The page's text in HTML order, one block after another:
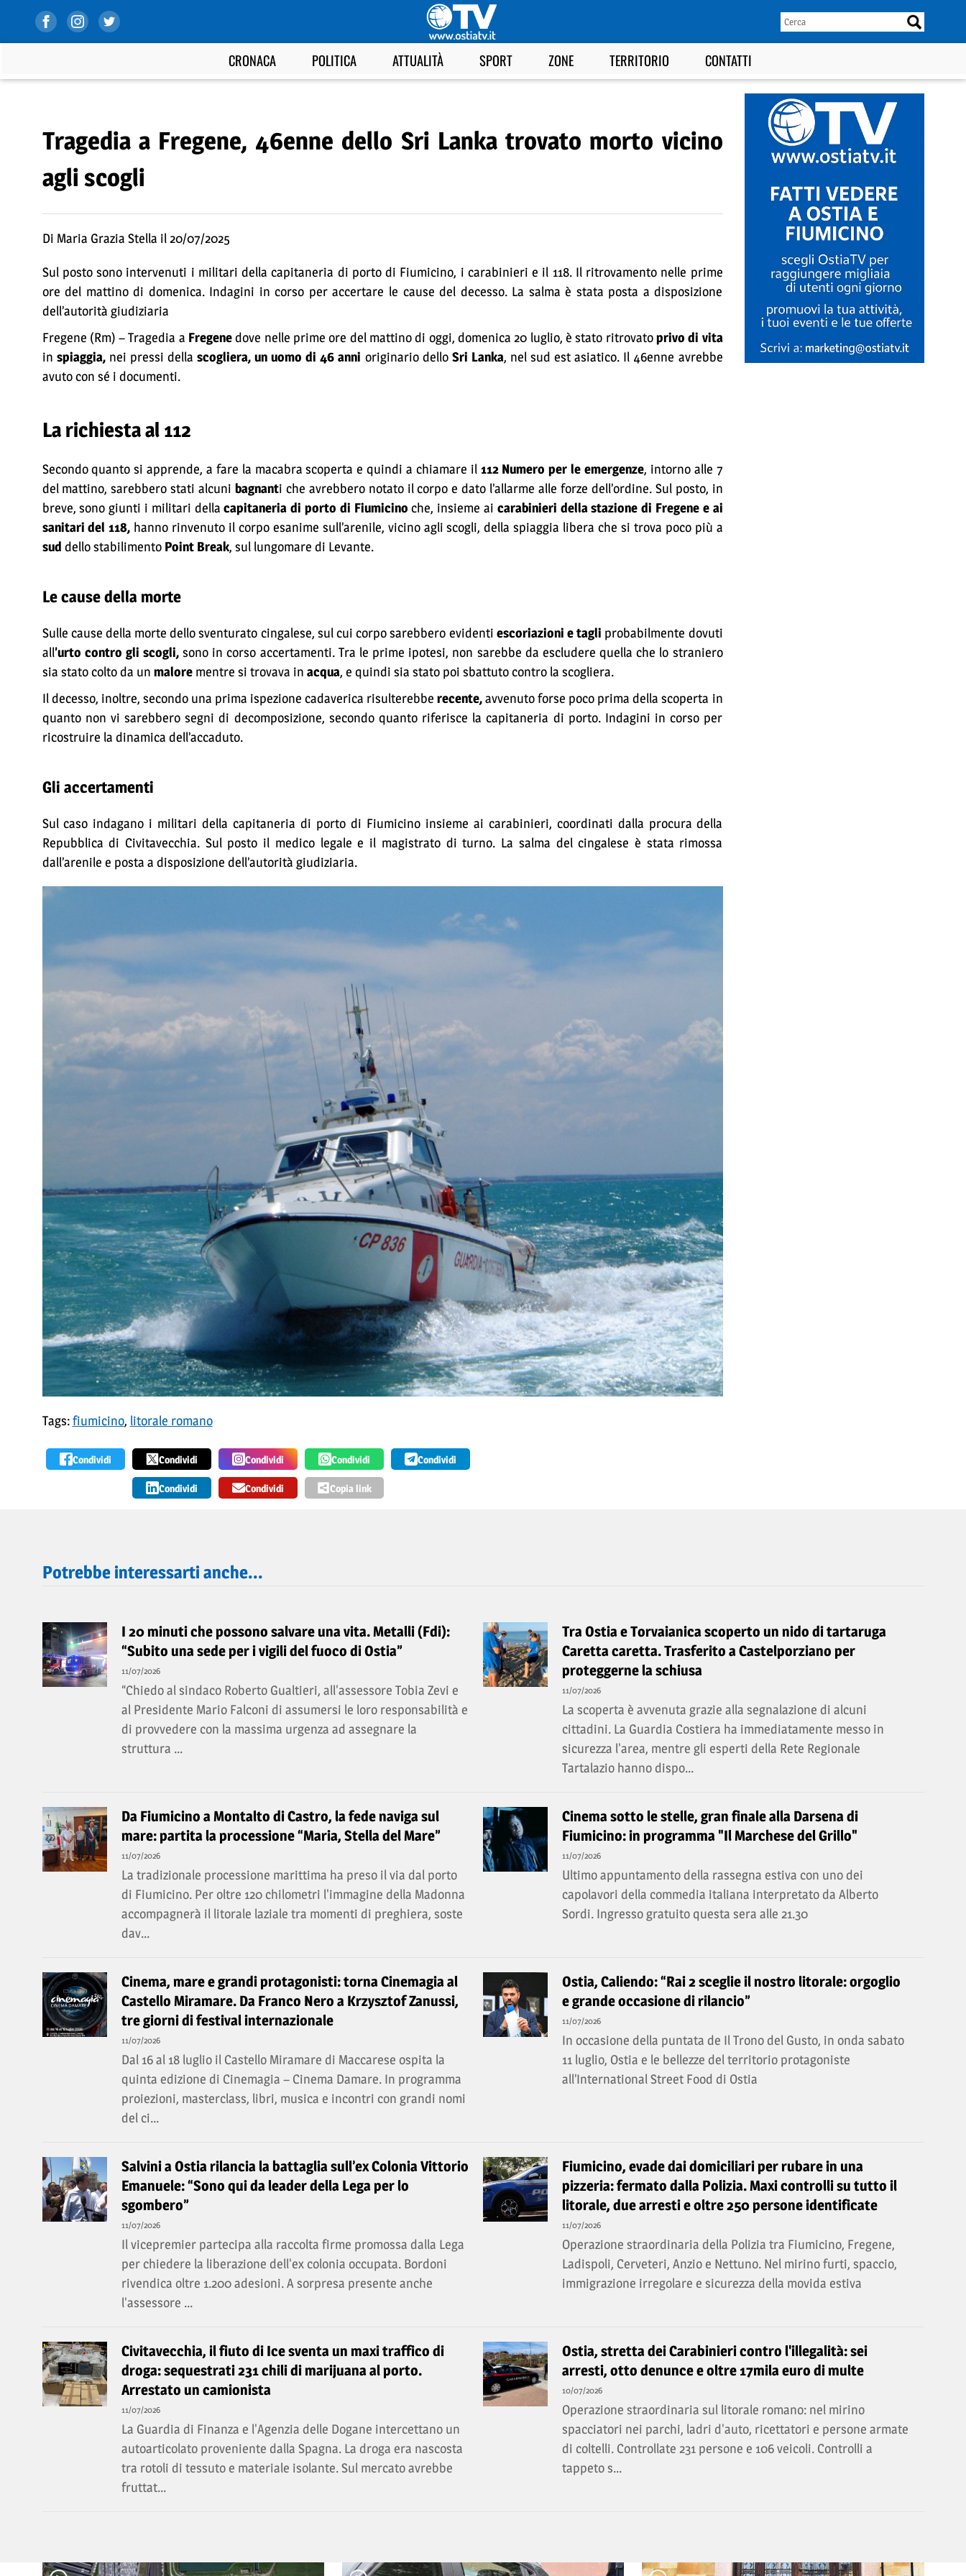
CRONACA POLITICA ATTUALITÀ SPORT ZONE TERRITORIO CONTATTI
Tragedia a Fregene, 46enne dello Sri Lanka trovato morto vicino
agli scogli
Di Maria Grazia Stella il 20/07/2025
Sul posto sono intervenuti i militari della capitaneria di porto di Fiumicino, i carabinieri e il 118. Il ritrovamento nelle prime
ore del mattino di domenica. Indagini in corso per accertare le cause del decesso. La salma è stata posta a disposizione
dell’autorità giudiziaria
Fregene (Rm) – Tragedia a Fregenedove nelle prime ore del mattino di oggi, domenica 20 luglio, è stato ritrovatoprivo di vita
in spiaggia,nei pressi della scogliera, un uomo di 46 anni originario dello Sri Lanka, nel sud est asiatico. Il 46enne avrebbe
avuto con sé i documenti.
La richiesta al 112
Secondo quanto si apprende, a fare la macabra scoperta e quindi a chiamare il112 Numero per le emergenze, intorno alle 7
del mattino, sarebbero stati alcuni bagnanti che avrebbero notato il corpo e dato l’allarme alle forze dell’ordine. Sul posto, in
breve, sono giunti i militari dellacapitaneria di porto di Fiumicino che, insieme ai carabinieri della stazione di Fregene e ai
sanitari del 118, hanno rinvenuto il corpo esanime sull’arenile, vicino agli scogli, della spiaggia libera che si trova poco più a
sud dello stabilimentoPoint Break, sul lungomare di Levante.
Le cause della morte
Sulle cause della morte dello sventurato cingalese, sul cui corpo sarebbero evidenti escoriazioni e tagli probabilmente dovuti
all’urto contro gli scogli,sono in corso accertamenti. Tra le prime ipotesi, non sarebbe da escludere quella che lo straniero
sia stato colto da un malore mentre si trovava in acqua, e quindi sia stato poi sbattuto contro la scogliera.
Il decesso, inoltre, secondo una prima ispezione cadaverica risulterebbe recente,avvenuto forse poco prima della scoperta in
quanto non vi sarebbero segni di decomposizione, secondo quanto riferisce la capitaneria di porto. Indagini in corso per
ricostruire la dinamica dell’accaduto.
Gli accertamenti
Sul caso indagano i militari della capitaneria di porto di Fiumicino insieme ai carabinieri, coordinati dalla procura della
Repubblica di Civitavecchia. Sul posto il medico legale e il magistrato di turno. La salma del cingalese è stata rimossa
dall’arenile e posta a disposizione dell’autorità giudiziaria.
Tags:fiumicino, litorale romano
Condividi Condividi Condividi Condividi Condividi
Condividi Condividi Copia link
Potrebbe interessarti anche...
I 20 minuti che possono salvare una vita. Metalli (Fdi):
“Subito una sede per i vigili del fuoco di Ostia”
11/07/2026
“Chiedo al sindaco Roberto Gualtieri, all'assessore Tobia Zevi e
al Presidente Mario Falconi di assumersi le loro responsabilità e
di provvedere con la massima urgenza ad assegnare la
struttura ...
Tra Ostia e Torvaianica scoperto un nido di tartaruga
Caretta caretta. Trasferito a Castelporziano per
proteggerne la schiusa
11/07/2026
La scoperta è avvenuta grazie alla segnalazione di alcuni
cittadini. La Guardia Costiera ha immediatamente messo in
sicurezza l'area, mentre gli esperti della Rete Regionale
Tartalazio hanno dispo...
Da Fiumicino a Montalto di Castro, la fede naviga sul
mare: partita la processione “Maria, Stella del Mare”
11/07/2026
La tradizionale processione marittima ha preso il via dal porto
di Fiumicino. Per oltre 120 chilometri l'immagine della Madonna
accompagnerà il litorale laziale tra momenti di preghiera, soste
dav...
Cinema sotto le stelle, gran finale alla Darsena di
Fiumicino: in programma "Il Marchese del Grillo"
11/07/2026
Ultimo appuntamento della rassegna estiva con uno dei
capolavori della commedia italiana interpretato da Alberto
Sordi. Ingresso gratuito questa sera alle 21.30
Cinema, mare e grandi protagonisti: torna Cinemagia al
Castello Miramare. Da Franco Nero a Krzysztof Zanussi,
tre giorni di festival internazionale
11/07/2026
Dal 16 al 18 luglio il Castello Miramare di Maccarese ospita la
quinta edizione di Cinemagia – Cinema Damare. In programma
proiezioni, masterclass, libri, musica e incontri con grandi nomi
del ci...
Ostia, Caliendo: “Rai 2 sceglie il nostro litorale: orgoglio
e grande occasione di rilancio”
11/07/2026
In occasione della puntata de Il Trono del Gusto, in onda sabato
11 luglio, Ostia e le bellezze del territorio protagoniste
all’International Street Food di Ostia
Salvini a Ostia rilancia la battaglia sull’ex Colonia Vittorio
Emanuele: “Sono qui da leader della Lega per lo
sgombero”
11/07/2026
Il vicepremier partecipa alla raccolta firme promossa dalla Lega
per chiedere la liberazione dell'ex colonia occupata. Bordoni
rivendica oltre 1.200 adesioni. A sorpresa presente anche
l'assessore ...
Fiumicino, evade dai domiciliari per rubare in una
pizzeria: fermato dalla Polizia. Maxi controlli su tutto il
litorale, due arresti e oltre 250 persone identificate
11/07/2026
Operazione straordinaria della Polizia tra Fiumicino, Fregene,
Ladispoli, Cerveteri, Anzio e Nettuno. Nel mirino furti, spaccio,
immigrazione irregolare e sicurezza della movida estiva
Civitavecchia, il fiuto di Ice sventa un maxi traffico di
droga: sequestrati 231 chili di marijuana al porto.
Arrestato un camionista
11/07/2026
La Guardia di Finanza e l'Agenzia delle Dogane intercettano un
autoarticolato proveniente dalla Spagna. La droga era nascosta
tra rotoli di tessuto e materiale isolante. Sul mercato avrebbe
fruttat...
Ostia, stretta dei Carabinieri contro l'illegalità: sei
arresti, otto denunce e oltre 17mila euro di multe
10/07/2026
Operazione straordinaria sul litorale romano: nel mirino
spacciatori nei parchi, ladri d'auto, ricettatori e persone armate
di coltelli. Controllate 231 persone e 106 veicoli. Controlli a
tappeto s...